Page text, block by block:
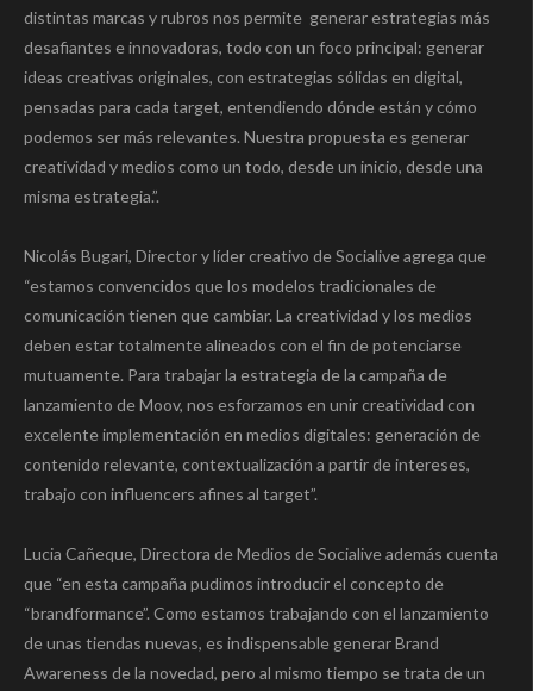
distintas marcas y rubros nos permite generar estrategias más
desafiantes e innovadoras, todo con un foco principal: generar
ideas creativas originales, con estrategias sólidas en digital,
pensadas para cada target, entendiendo dónde están y cómo
podemos ser más relevantes. Nuestra propuesta es generar
creatividad y medios como un todo, desde un inicio, desde una
misma estrategia.”.
Nicolás Bugari, Director y líder creativo de Socialive agrega que
“estamos convencidos que los modelos tradicionales de
comunicación tienen que cambiar. La creatividad y los medios
deben estar totalmente alineados con el fin de potenciarse
mutuamente. Para trabajar la estrategia de la campaña de
lanzamiento de Moov, nos esforzamos en unir creatividad con
excelente implementación en medios digitales: generación de
contenido relevante, contextualización a partir de intereses,
trabajo con influencers afines al target”.
Lucia Cañeque, Directora de Medios de Socialive además cuenta
que “en esta campaña pudimos introducir el concepto de
“brandformance”. Como estamos trabajando con el lanzamiento
de unas tiendas nuevas, es indispensable generar Brand
Awareness de la novedad, pero al mismo tiempo se trata de un